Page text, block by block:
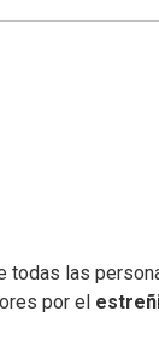
las
por el